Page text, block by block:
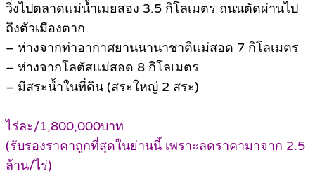
วิ่งไปตลาดแม่น้ำเมยสอง 3.5 กิโลเมตร ถนนตัดผ่านไป
ถึงตัวเมืองตาก
– ห่างจากท่าอากาศยานนานาชาติแม่สอด 7 กิโลเมตร
– ห่างจากโลตัสแม่สอด 8 กิโลเมตร
– มีสระน้ำในที่ดิน (สระใหญ่ 2 สระ)
ไร่ละ/1,800,000บาท
(รับรองราคาถูกที่สุดในย่านนี้ เพราะลดราคามาจาก 2.5
ล้าน/ไร่)